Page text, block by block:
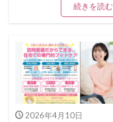
続きを読む
2026年4月10日